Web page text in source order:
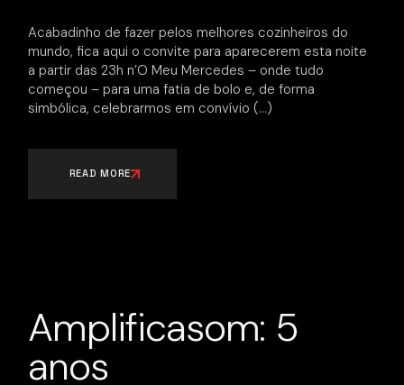
Acabadinho de fazer pelos melhores cozinheiros do
mundo, fica aqui o convite para aparecerem esta noite
a partir das 23h n’O Meu Mercedes – onde tudo
começou – para uma fatia de bolo e, de forma
simbólica, celebrarmos em convívio
READ MORE
Amplificasom: 5
anos